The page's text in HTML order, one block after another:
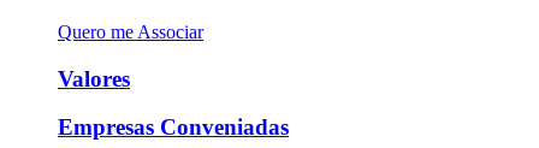
Quero me Associar
Valores
Empresas Conveniadas